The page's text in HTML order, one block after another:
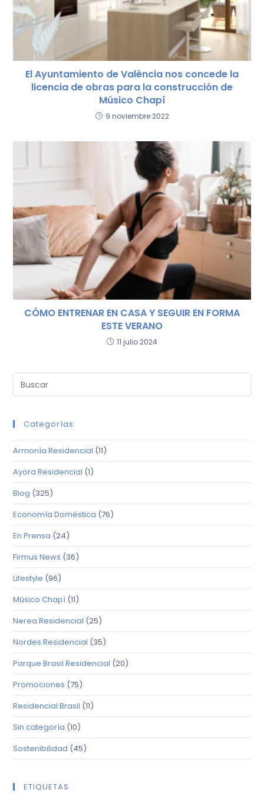
El Ayuntamiento de València nos concede la
licencia de obras para la construcción de
Músico Chapí
9 noviembre 2022
CÓMO ENTRENAR EN CASA Y SEGUIR EN FORMA
ESTE VERANO
11 julio 2024
Categorías
Armonía Residencial (11)
Ayora Residencial (1)
Blog (325)
Economía Doméstica (76)
En Prensa (24)
Firmus News (36)
Lifestyle (96)
Músico Chapí (11)
Nerea Residencial (25)
Nordes Residencial (35)
Parque Brasil Residencial (20)
Promociones (75)
Residencial Brasil (11)
Sin categoría (10)
Sostenibilidad (45)
ETIQUETAS